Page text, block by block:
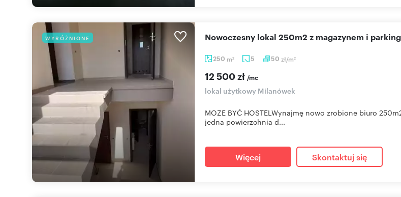
WYRÓŻNIONE
250 m2 5 50 zł/m2
Nowoczesny lokal 250m2 z magazynem i
12 500 zł /mc
lokal użytkowy Milanówek
MOZE BYĆ HOSTELWynajmę nowo zrobione biuro
jedna powierzchnia d...
Więcej Skontaktuj się